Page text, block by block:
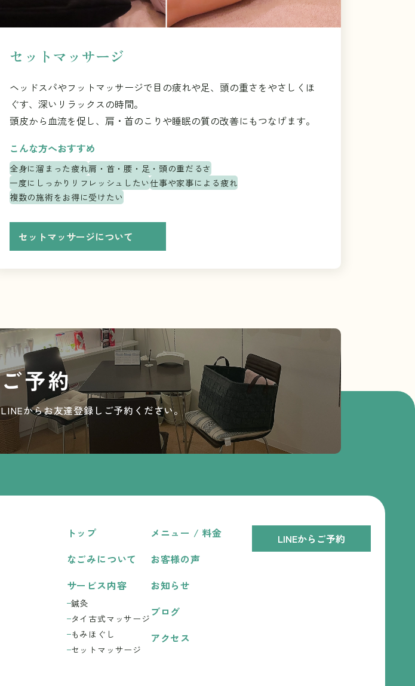
セットマッサージ
ヘッドスパやフットマッサージで目の疲れや足、頭の重さをやさしくほ
ぐす、深いリラックスの時間。
頭皮から血流を促し、肩・首のこりや睡眠の質の改善にもつなげます。
こんな方へおすすめ
全身に溜まった疲れ肩・首・腰・足・頭の重だるさ
一度にしっかりリフレッシュしたい仕事や家事による疲れ
複数の施術をお得に受けたい
セットマッサージについて
ご予約
LINEからお友達登録しご予約ください。
トップ
なごみについて
サービス内容
鍼灸
タイ古式マッサージ
もみほぐし
セットマッサージ
メニュー / 料金
お客様の声
お知らせ
ブログ
アクセス
LINEからご予約